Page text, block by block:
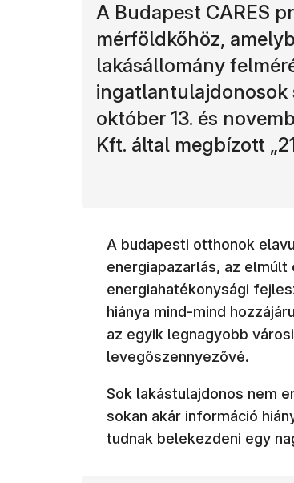
A Budapest CARES
mérföldkőhöz,
lakásállomány
ingatlantulajdonosok
október 13. és
Kft. által megbízott
A budapesti otthonok
energiapazarlás, az
energiahatékonysági
hiánya mind-mind
az egyik legnagyobb
levegőszennyezővé.
Sok lakástulajdonos nem
sokan akár információ
tudnak belekezdeni egy